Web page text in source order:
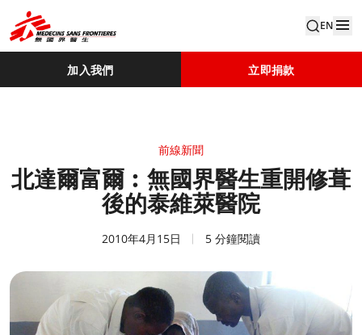
EN
加入我們 立即捐款
前線新聞
北達爾富爾︰無國界醫生重開修葺
後的泰維萊醫院
2010年4月15日 5 分鐘閱讀